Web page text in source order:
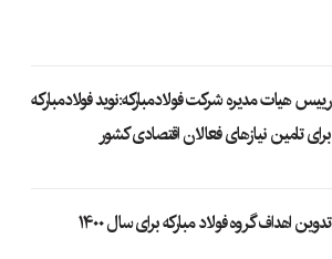
رییس هیات مدیره شرکت فولادمبارکه:نوید فولادمبارکه
برای تامین نیازهای فعالان اقتصادی کشور
تدوین اهداف گروه فولاد مبارکه برای سال ۱۴۰۰